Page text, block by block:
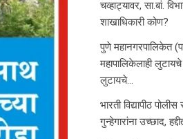
चव्हाट्यावर, सा.बां.
शाखाधिकारी कोण?
पुणे महानगरपालिकेत
महापालिकेलाही
लुटायचे…
भारती विद्यापीठ
गुन्हेगारांना उच्छाद,